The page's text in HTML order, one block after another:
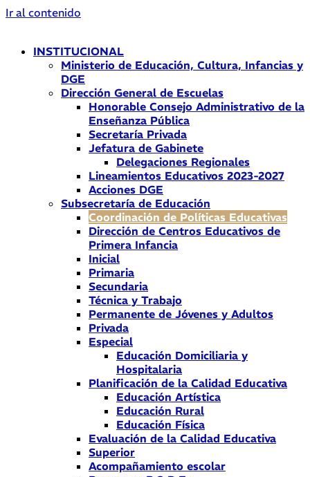
Ir al contenido
INSTITUCIONAL
Ministerio de Educación, Cultura, Infancias y
DGE
Dirección General de Escuelas
Honorable Consejo Administrativo de la
Enseñanza Pública
Secretaría Privada
Jefatura de Gabinete
Delegaciones Regionales
Lineamientos Educativos 2023-2027
Acciones DGE
Subsecretaría de Educación
Coordinación de Políticas Educativas
Dirección de Centros Educativos de
Primera Infancia
Inicial
Primaria
Secundaria
Técnica y Trabajo
Permanente de Jóvenes y Adultos
Privada
Especial
Educación Domiciliaria y
Hospitalaria
Planificación de la Calidad Educativa
Educación Artística
Educación Rural
Educación Física
Evaluación de la Calidad Educativa
Superior
Acompañamiento escolar